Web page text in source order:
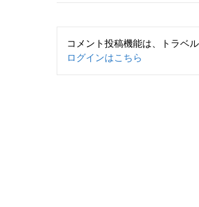
コメント投稿機能は、トラベ
ログインはこちら